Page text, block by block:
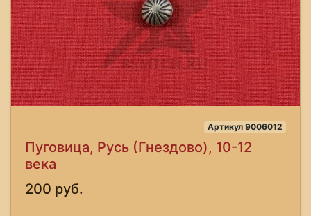
Артикул 9006012
Пуговица, Русь (Гнездово), 10-12
века
200 руб.